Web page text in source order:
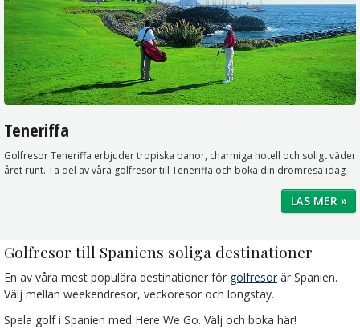
Teneriffa
Golfresor Teneriffa erbjuder tropiska banor, charmiga hotell och soligt väder
året runt. Ta del av våra golfresor till Teneriffa och boka din drömresa idag
LÄS MER »
Golfresor till Spaniens soliga destinationer
En av våra mest populära destinationer för golfresorär Spanien.
Välj mellan weekendresor, veckoresor och longstay.
Spela golf i Spanien med Here We Go. Välj och boka här!